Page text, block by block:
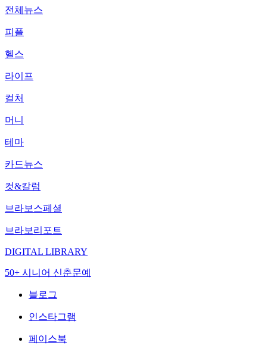
전체뉴스
피플
헬스
라이프
컬처
머니
테마
카드뉴스
컷&칼럼
브라보스페셜
브라보리포트
DIGITAL LIBRARY
50+ 시니어 신춘문예
블로그
인스타그램
페이스북